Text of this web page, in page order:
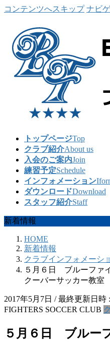
コンテンツへスキップ ナビ
トップページTop
クラブ紹介About us
入会のご案内Join
練習予定Schedule
インフォメーション
ダウンロードDownload
スタッフ紹介Staff
新着情報
HOME
新着情報
クラブインフォメーシ
５月６日 ブルーファ
クーバーサッカー教室
2017年5月7日 / 最終更新日時 :
FIGHTERS SOCCER CLUB
５月６日 ブルー